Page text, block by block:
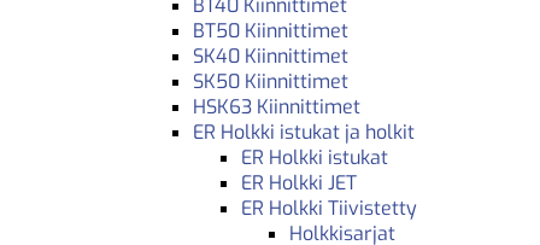
BT40 Kiinnittimet
BT50 Kiinnittimet
SK40 Kiinnittimet
SK50 Kiinnittimet
HSK63 Kiinnittimet
ER Holkki istukat ja holkit
ER Holkki istukat
ER Holkki JET
ER Holkki Tiivistetty
Holkkisarjat